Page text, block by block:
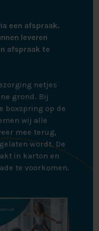
een afspraak.
leveren
afspraak te
netjes
grond. Bij
boxspring op de
wij alle
mee terug,
wordt. De
in karton en
te voorkomen.